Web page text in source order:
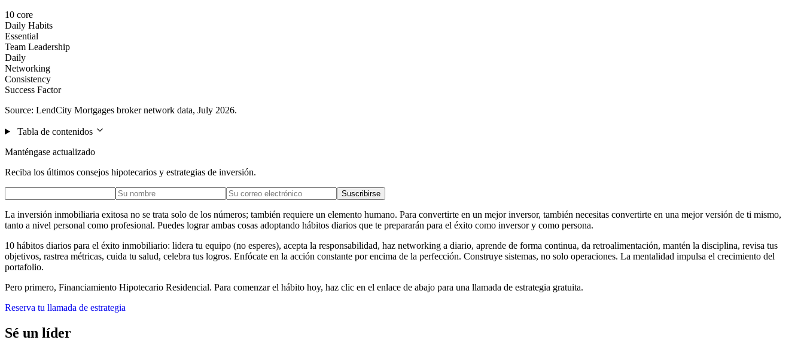
10 core
Daily Habits
Essential
Team Leadership
Daily
Networking
Consistency
Success Factor
Source: LendCity Mortgages broker network data, July 2026.
Tabla de contenidos
Manténgase actualizado
Reciba los últimos consejos hipotecarios y estrategias de inversión.
Suscribirse
La inversión inmobiliaria exitosa no se trata solo de los números; también requiere un elemento humano. Para convertirte en un mejor inversor, también necesitas convertirte en una mejor versión de ti mismo,
tanto a nivel personal como profesional. Puedes lograr ambas cosas adoptando hábitos diarios que te prepararán para el éxito como inversor y como persona.
10 hábitos diarios para el éxito inmobiliario: lidera tu equipo (no esperes), acepta la responsabilidad, haz networking a diario, aprende de forma continua, da retroalimentación, mantén la disciplina, revisa tus
objetivos, rastrea métricas, cuida tu salud, celebra tus logros. Enfócate en la acción constante por encima de la perfección. Construye sistemas, no solo operaciones. La mentalidad impulsa el crecimiento del
portafolio.
Pero primero, Financiamiento Hipotecario Residencial. Para comenzar el hábito hoy, haz clic en el enlace de abajo para una llamada de estrategia gratuita.
Reserva tu llamada de estrategia
Sé un líder